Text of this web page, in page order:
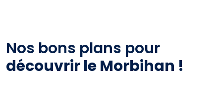
Nos bons plans pour
découvrir le Morbihan !